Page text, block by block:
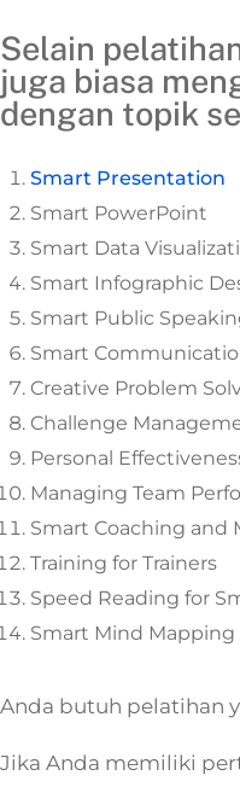
Selain
juga biasa
dengan topik
Smart Presentation
Smart PowerPoint
Smart Data
Smart Infographic
Smart Public
Smart
Creative Problem
Challenge
Personal
Managing Team
Smart Coaching and
Training for Trainers
Speed Reading for
Smart Mind Mapping
Anda butuh pelatihan
Jika Anda memiliki